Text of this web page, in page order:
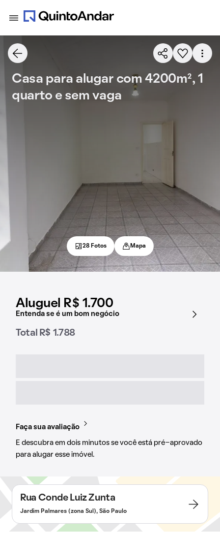
Aluguel R$ 1.700
Entenda se é um bom negócio
Total R$ 1.788
Faça sua avaliação
E descubra em dois minutos se você está pré-aprovado
para alugar esse imóvel.
Casa para alugar com 4200m², 1
quarto e sem vaga
28 Fotos Mapa
Rua Conde Luiz Zunta
Jardim Palmares (zona Sul), São Paulo